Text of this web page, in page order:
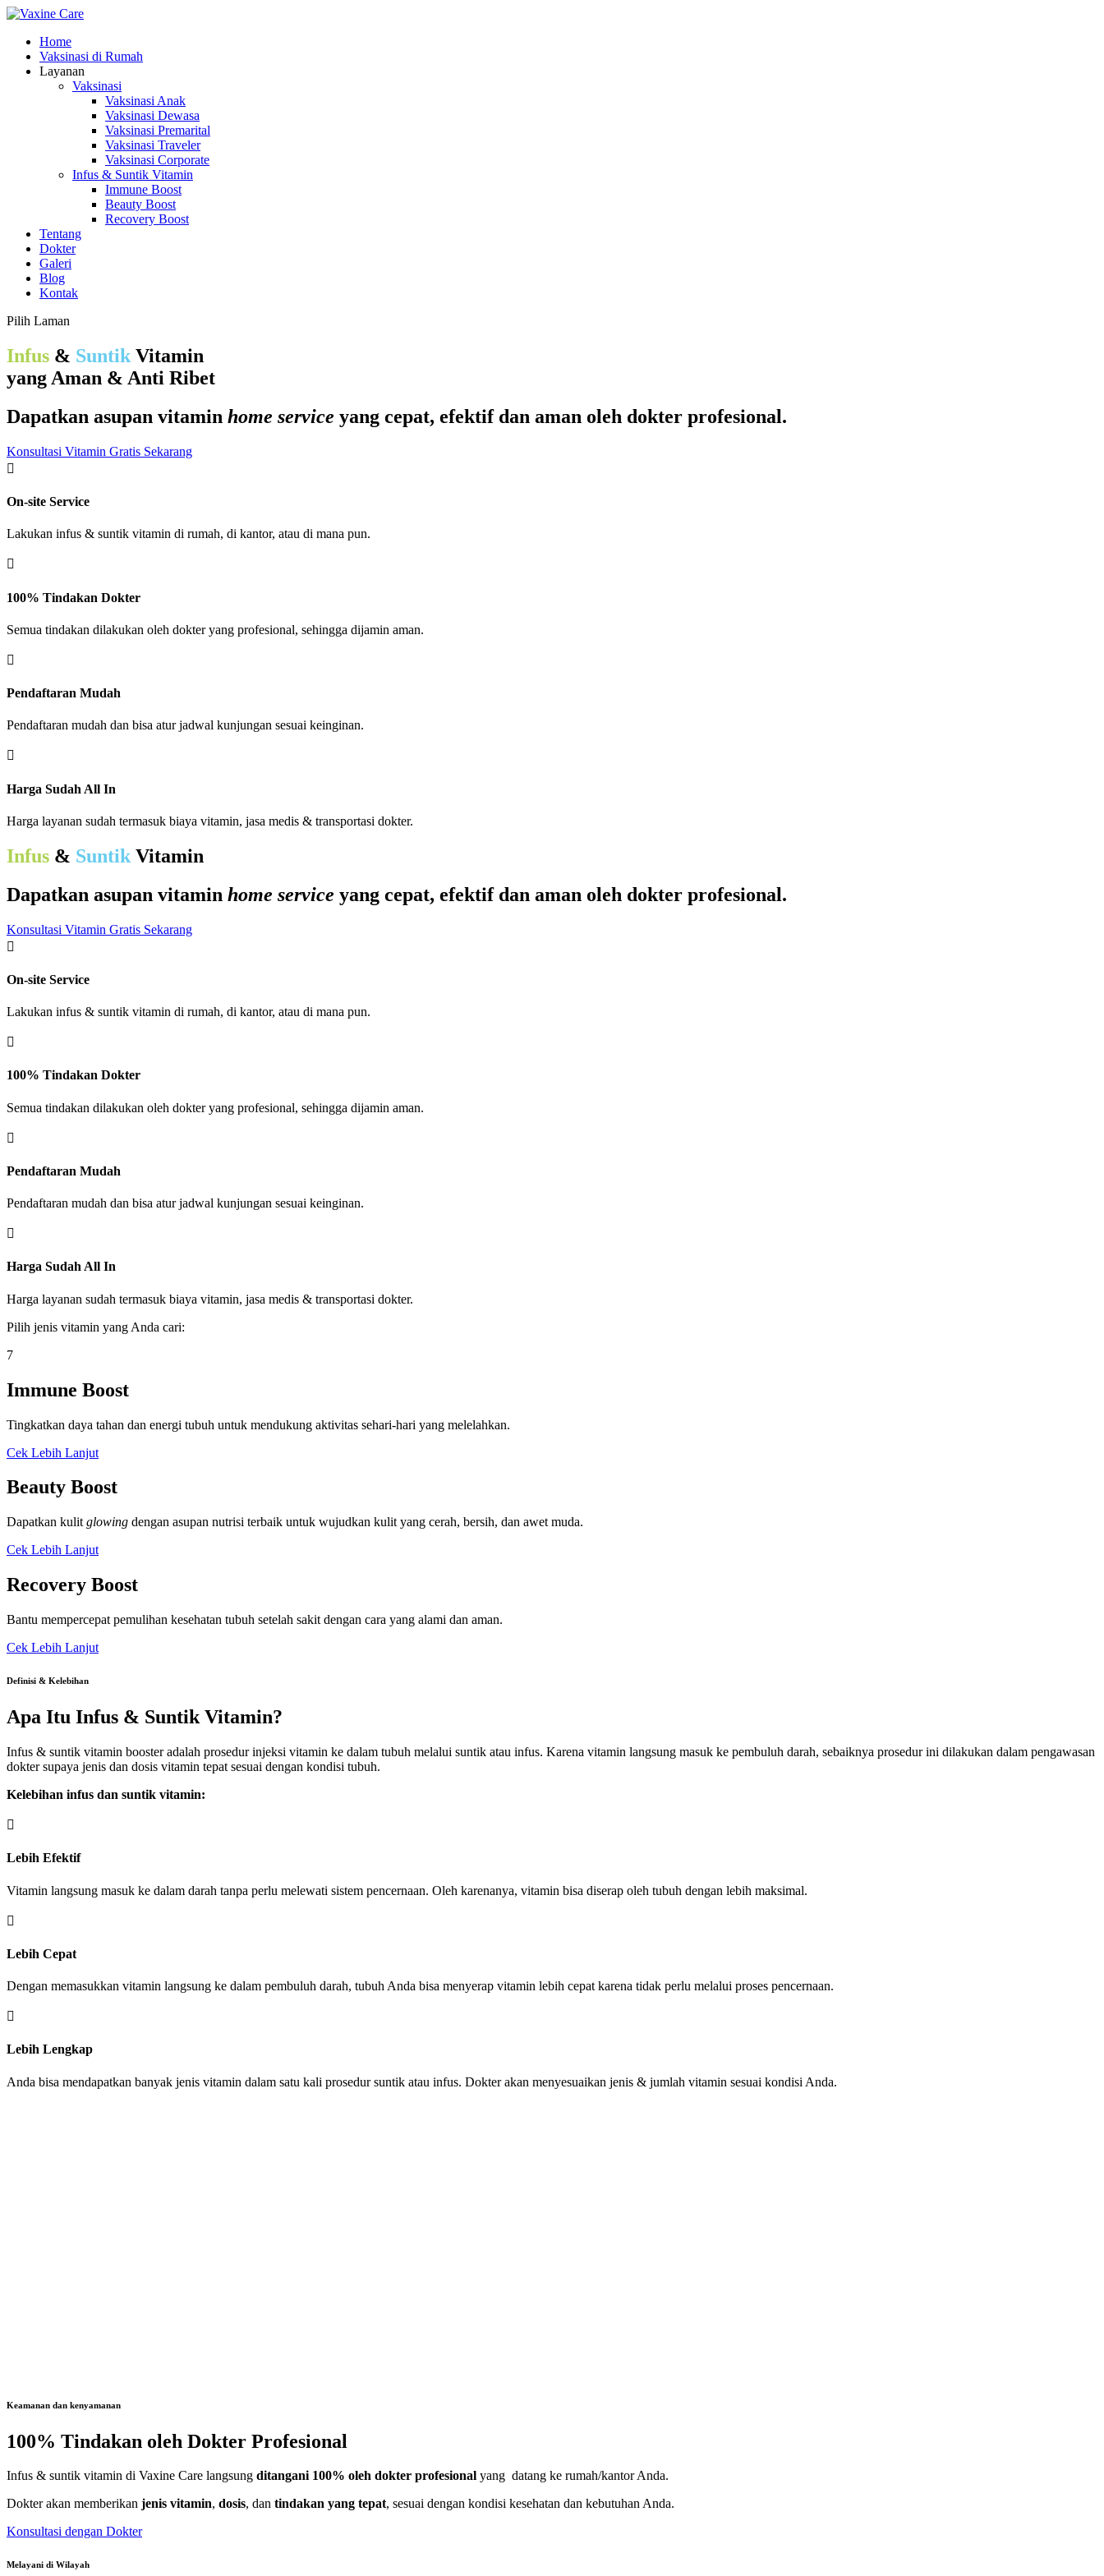
Home
Vaksinasi di Rumah
Layanan
Vaksinasi
Vaksinasi Anak
Vaksinasi Dewasa
Vaksinasi Premarital
Vaksinasi Traveler
Vaksinasi Corporate
Infus & Suntik Vitamin
Immune Boost
Beauty Boost
Recovery Boost
Tentang
Dokter
Galeri
Blog
Kontak
Pilih Laman
Infus & Suntik Vitamin
yang Aman & Anti Ribet
Dapatkan asupan vitamin home service yang cepat, efektif dan aman oleh dokter profesional.
Konsultasi Vitamin Gratis Sekarang

On-site Service
Lakukan infus & suntik vitamin di rumah, di kantor, atau di mana pun.

100% Tindakan Dokter
Semua tindakan dilakukan oleh dokter yang profesional, sehingga dijamin aman.

Pendaftaran Mudah
Pendaftaran mudah dan bisa atur jadwal kunjungan sesuai keinginan.

Harga Sudah All In
Harga layanan sudah termasuk biaya vitamin, jasa medis & transportasi dokter.
Infus & Suntik Vitamin
Dapatkan asupan vitamin home service yang cepat, efektif dan aman oleh dokter profesional.
Konsultasi Vitamin Gratis Sekarang

On-site Service
Lakukan infus & suntik vitamin di rumah, di kantor, atau di mana pun.

100% Tindakan Dokter
Semua tindakan dilakukan oleh dokter yang profesional, sehingga dijamin aman.

Pendaftaran Mudah
Pendaftaran mudah dan bisa atur jadwal kunjungan sesuai keinginan.

Harga Sudah All In
Harga layanan sudah termasuk biaya vitamin, jasa medis & transportasi dokter.
Pilih jenis vitamin yang Anda cari:
7
Immune Boost
Tingkatkan daya tahan dan energi tubuh untuk mendukung aktivitas sehari-hari yang melelahkan.
Cek Lebih Lanjut
Beauty Boost
Dapatkan kulit glowing dengan asupan nutrisi terbaik untuk wujudkan kulit yang cerah, bersih, dan awet muda.
Cek Lebih Lanjut
Recovery Boost
Bantu mempercepat pemulihan kesehatan tubuh setelah sakit dengan cara yang alami dan aman.
Cek Lebih Lanjut
Definisi & Kelebihan
Apa Itu Infus & Suntik Vitamin?
Infus & suntik vitamin booster adalah prosedur injeksi vitamin ke dalam tubuh melalui suntik atau infus. Karena vitamin langsung masuk ke pembuluh darah, sebaiknya prosedur ini dilakukan dalam pengawasan
dokter supaya jenis dan dosis vitamin tepat sesuai dengan kondisi tubuh.
Kelebihan infus dan suntik vitamin:

Lebih Efektif
Vitamin langsung masuk ke dalam darah tanpa perlu melewati sistem pencernaan. Oleh karenanya, vitamin bisa diserap oleh tubuh dengan lebih maksimal.

Lebih Cepat
Dengan memasukkan vitamin langsung ke dalam pembuluh darah, tubuh Anda bisa menyerap vitamin lebih cepat karena tidak perlu melalui proses pencernaan.

Lebih Lengkap
Anda bisa mendapatkan banyak jenis vitamin dalam satu kali prosedur suntik atau infus. Dokter akan menyesuaikan jenis & jumlah vitamin sesuai kondisi Anda.
Keamanan dan kenyamanan
100% Tindakan oleh Dokter Profesional
Infus & suntik vitamin di Vaxine Care langsung ditangani 100% oleh dokter profesional yang datang ke rumah/kantor Anda.
Dokter akan memberikan jenis vitamin, dosis, dan tindakan yang tepat, sesuai dengan kondisi kesehatan dan kebutuhan Anda.
Konsultasi dengan Dokter
Melayani di Wilayah